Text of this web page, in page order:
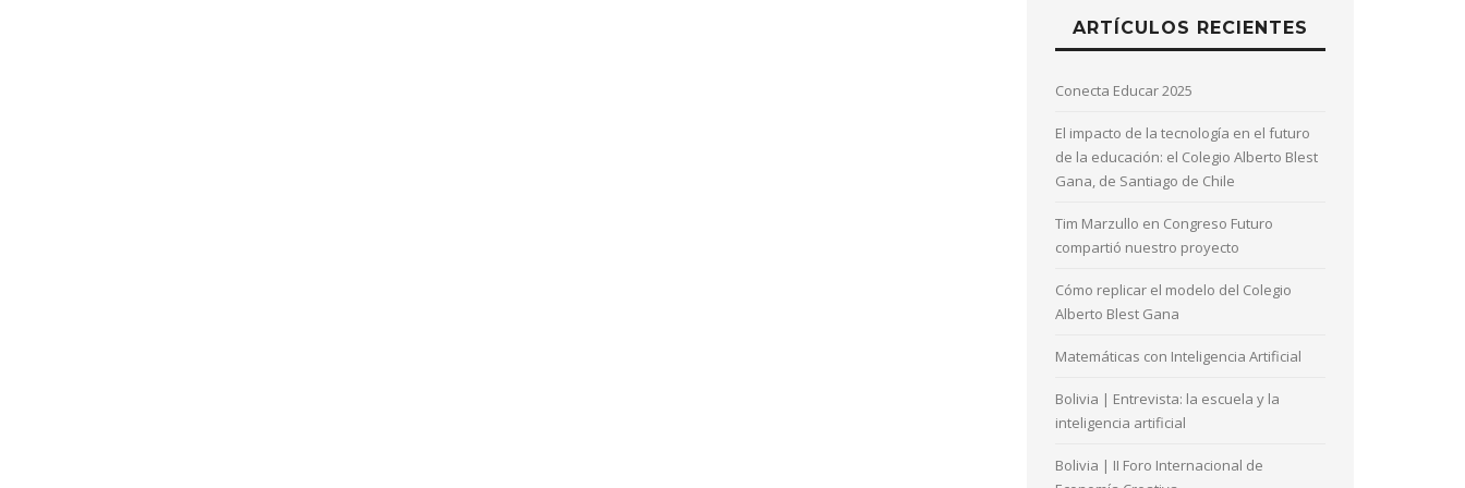
ARTÍCULOS RECIENTES
Conecta Educar 2025
El impacto de la tecnología en el futuro
de la educación: el Colegio Alberto Blest
Gana, de Santiago de Chile
Tim Marzullo en Congreso Futuro
compartió nuestro proyecto
Cómo replicar el modelo del Colegio
Alberto Blest Gana
Matemáticas con Inteligencia Artificial
Bolivia | Entrevista: la escuela y la
inteligencia artificial
Bolivia | II Foro Internacional de